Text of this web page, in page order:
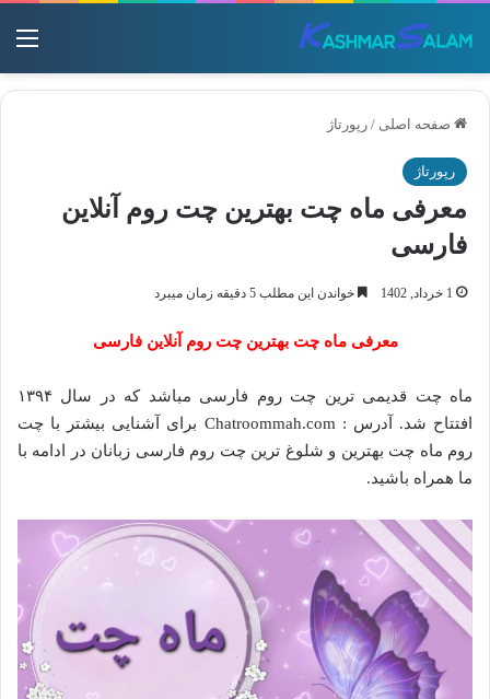
صفحه اصلی / رپورتاژ
رپورتاژ
معرفی ماه چت بهترین چت روم آنلاین
فارسی
1 خرداد, 1402 خواندن این مطلب 5 دقیقه زمان میبرد
معرفی ماه چت بهترین چت روم آنلاین فارسی
ماه چت قدیمی ترین چت روم فارسی مباشد که در سال ۱۳۹۴
افتتاح شد. آدرس : Chatroommah.com برای آشنایی بیشتر با چت
روم ماه چت بهترین و شلوغ ترین چت روم فارسی زبانان در ادامه با
ما همراه باشید.